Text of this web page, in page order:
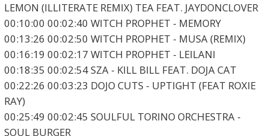
LEMON (ILLITERATE REMIX) TEA FEAT. JAYDONCLOVER
00:10:00 00:02:40 WITCH PROPHET - MEMORY
00:13:26 00:02:50 WITCH PROPHET - MUSA (REMIX)
00:16:19 00:02:17 WITCH PROPHET - LEILANI
00:18:35 00:02:54 SZA - KILL BILL FEAT. DOJA CAT
00:22:26 00:03:23 DOJO CUTS - UPTIGHT (FEAT ROXIE
RAY)
00:25:49 00:02:45 SOULFUL TORINO ORCHESTRA -
SOUL BURGER